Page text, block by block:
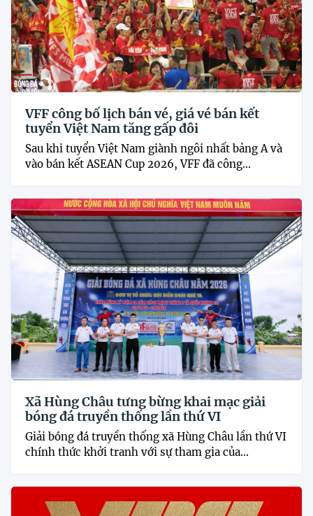
VFF công bố lịch bán vé, giá vé bán kết
tuyển Việt Nam tăng gấp đôi
Sau khi tuyển Việt Nam giành ngôi nhất bảng A và
vào bán kết ASEAN Cup 2026, VFF đã công...
Xã Hùng Châu tưng bừng khai mạc giải
bóng đá truyền thống lần thứ VI
Giải bóng đá truyền thống xã Hùng Châu lần thứ VI
chính thức khởi tranh với sự tham gia của...